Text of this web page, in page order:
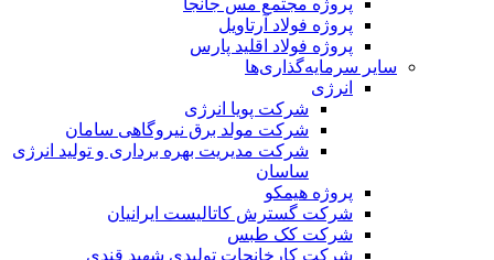
پروژه مجتمع مس جانجا
پروژه فولاد آرتاویل
پروژه فولاد اقلید پارس
سایر سرمایه‌گذاری‌ها
انرژی
شرکت پویا انرژی
شرکت مولد برق نیروگاهی سامان
شرکت مدیریت بهره برداری و تولید انرژی
ساسان
پروژه هیمکو
شرکت گسترش کاتالیست ایرانیان
شرکت کک طبس
شرکت کارخانجات تولیدی شهید قندی